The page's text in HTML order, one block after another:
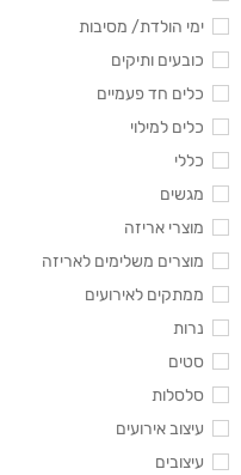
ימי הולדת/ מסיבות
כובעים ותיקים
כלים חד פעמיים
כלים למילוי
כללי
מגשים
מוצרי אריזה
מוצרים משלימים לאריזה
ממתקים לאירועים
נרות
סטים
סלסלות
עיצוב אירועים
עיצובים